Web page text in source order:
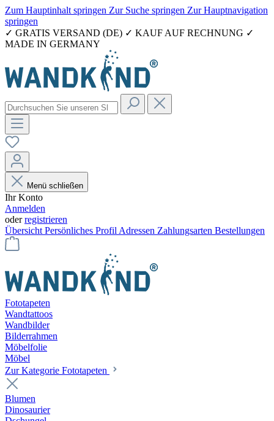
Zum Hauptinhalt springen Zur Suche springen Zur Hauptnavigation
springen
✓ GRATIS VERSAND (DE) ✓ KAUF AUF RECHNUNG ✓
MADE IN GERMANY
Menü schließen
Ihr Konto
Anmelden
oderregistrieren
Übersicht Persönliches Profil Adressen Zahlungsarten Bestellungen
Fototapeten
Wandtattoos
Wandbilder
Bilderrahmen
Möbelfolie
Möbel
Zur Kategorie Fototapeten
Blumen
Dinosaurier